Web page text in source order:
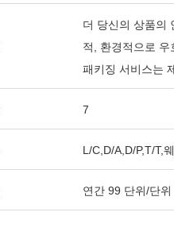
더 당신의 상품의
적, 환경적으로 우
패키징 서비스는
7
L/C,D/A,D/P,T/T,
연간 99 단위/단위